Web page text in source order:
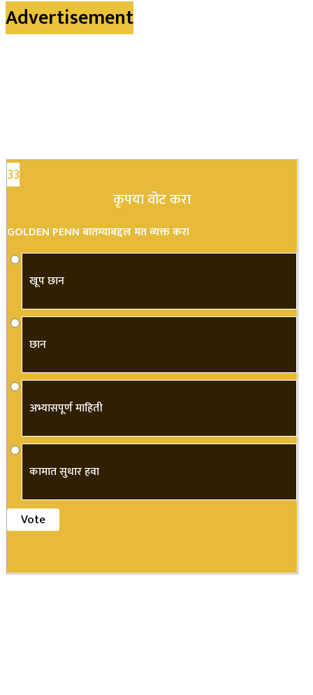
Advertisement
33
कृपया वोट करा
GOLDEN PENN बातम्याबद्दल मत व्यक्त करा
खूप छान
छान
अभ्यासपूर्ण माहिती
कामात सुधार हवा